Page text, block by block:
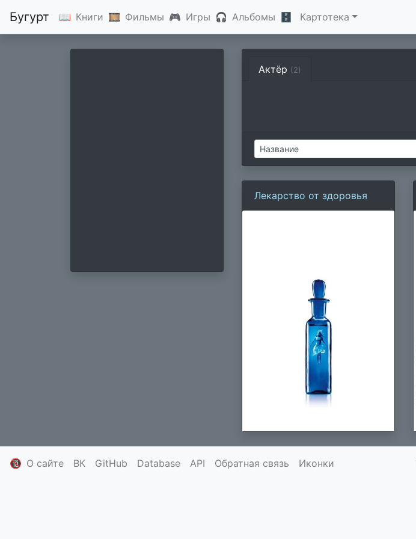
Бугурт 📖 Книги 🎞 Фильмы 🎮 Игры 🎧 Альбомы 🗄 Картотека
Актёр (2)
Лекарство от здоровья
🔞 О сайте ВК GitHub Database API Обратная связь Иконки